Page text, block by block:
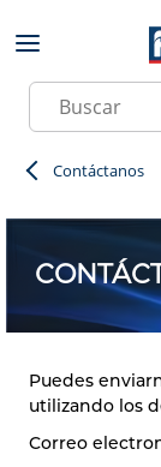
Skip to main
Site Search
Contáctanos
Puedes
utilizando los
Correo